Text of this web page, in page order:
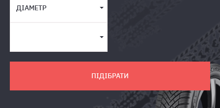
ДІАМЕТР
ПІДІБРАТИ